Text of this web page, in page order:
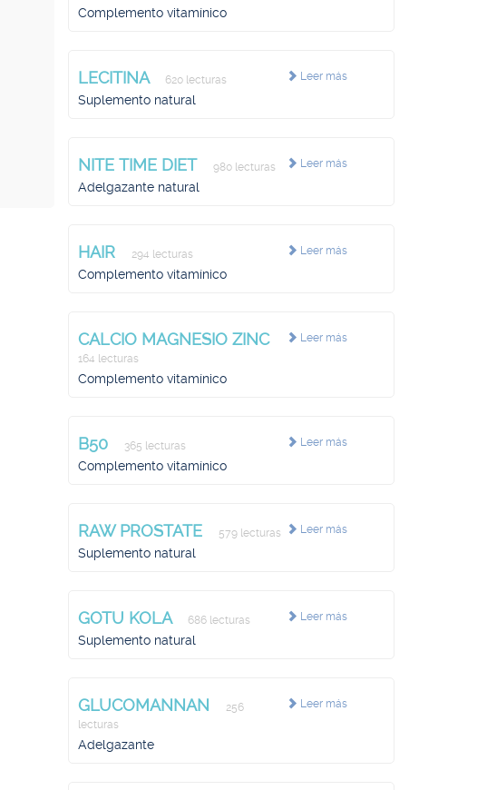
Complemento vitamínico
Leer más
LECITINA 620 lecturas
Suplemento natural
Leer más
NITE TIME DIET 980 lecturas
Adelgazante natural
Leer más
HAIR 294 lecturas
Complemento vitamínico
Leer más
CALCIO MAGNESIO ZINC
164 lecturas
Complemento vitamínico
Leer más
B50 365 lecturas
Complemento vitamínico
Leer más
RAW PROSTATE 579 lecturas
Suplemento natural
Leer más
GOTU KOLA 686 lecturas
Suplemento natural
Leer más
GLUCOMANNAN
256
lecturas
Adelgazante